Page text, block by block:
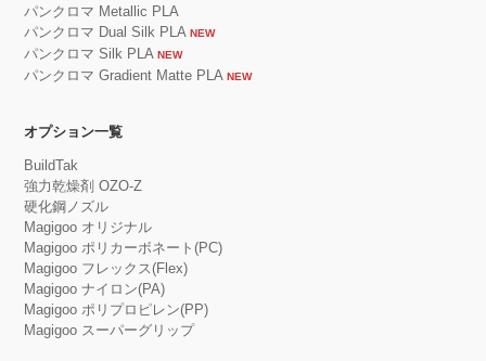
パンクロマ Metallic PLA
パンクロマ Dual Silk PLA NEW
パンクロマ Silk PLA NEW
パンクロマ Gradient Matte PLA NEW
オプション一覧
BuildTak
強力乾燥剤 OZO-Z
硬化鋼ノズル
Magigoo オリジナル
Magigoo ポリカーボネート(PC)
Magigoo フレックス(Flex)
Magigoo ナイロン(PA)
Magigoo ポリプロピレン(PP)
Magigoo スーパーグリップ